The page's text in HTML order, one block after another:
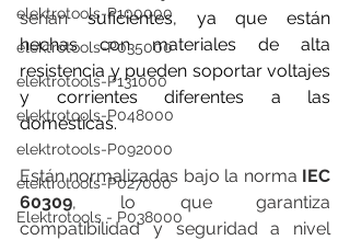
elektrotools-P100000
elektrotools-P035000
elektrotools-P131000
elektrotools-P048000
elektrotools-P092000
elektrotools-P027000
Elektrotools - P038000
serían suficientes, ya que están
hechas con materiales de alta
resistencia y pueden soportar voltajes
y corrientes diferentes a las
domésticas.
Están normalizadas bajo la norma IEC
60309, lo que garantiza
compatibilidad y seguridad a nivel